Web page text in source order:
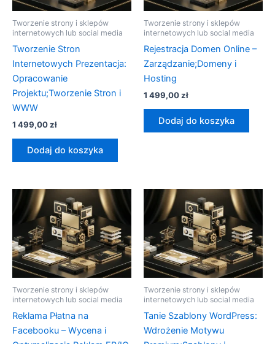
Tworzenie strony i sklepów
internetowych lub social media
Tworzenie Stron
Internetowych Prezentacja:
Opracowanie
Projektu;Tworzenie Stron i
WWW
1 499,00zł
Dodaj do koszyka
Tworzenie strony i sklepów
internetowych lub social media
Rejestracja Domen Online –
Zarządzanie;Domeny i
Hosting
1 499,00zł
Dodaj do koszyka
Tworzenie strony i sklepów
internetowych lub social media
Reklama Płatna na
Facebooku – Wycena i
Tworzenie strony i sklepów
internetowych lub social media
Tanie Szablony WordPress:
Wdrożenie Motywu